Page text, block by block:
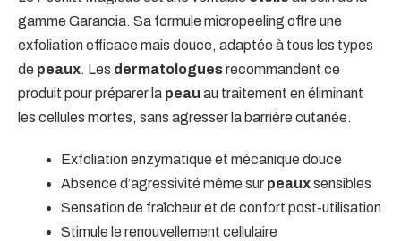
gamme Garancia. Sa formule micropeeling offre une
exfoliation efficace mais douce, adaptée à tous les types
de peaux. Les dermatologuesrecommandent ce
produit pour préparer la peau au traitement en éliminant
les cellules mortes, sans agresser la barrière cutanée.
Exfoliation enzymatique et mécanique douce
Absence d’agressivité même sur peauxsensibles
Sensation de fraîcheur et de confort post-utilisation
Stimule le renouvellement cellulaire